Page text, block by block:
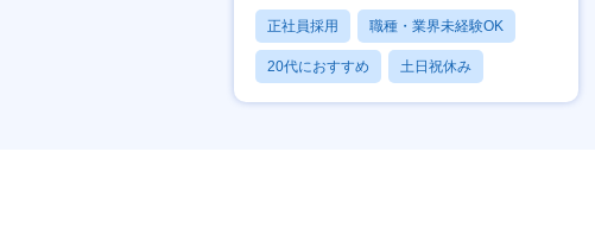
正社員採用 職種・業界未経験OK
20代におすすめ 土日祝休み
休日120日以上